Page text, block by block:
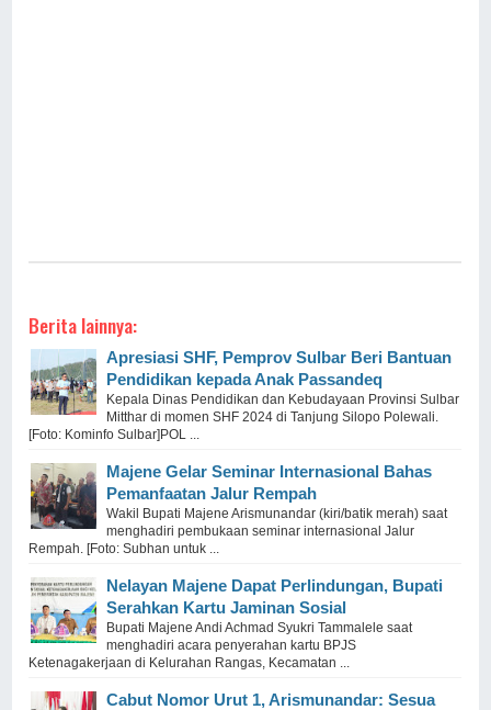
Berita lainnya:
Apresiasi SHF, Pemprov Sulbar Beri Bantuan
Pendidikan kepada Anak Passandeq
Kepala Dinas Pendidikan dan Kebudayaan Provinsi Sulbar
Mitthar di momen SHF 2024 di Tanjung Silopo Polewali.
[Foto: Kominfo Sulbar]POL ...
Majene Gelar Seminar Internasional Bahas
Pemanfaatan Jalur Rempah
Wakil Bupati Majene Arismunandar (kiri/batik merah) saat
menghadiri pembukaan seminar internasional Jalur
Rempah. [Foto: Subhan untuk ...
Nelayan Majene Dapat Perlindungan, Bupati
Serahkan Kartu Jaminan Sosial
Bupati Majene Andi Achmad Syukri Tammalele saat
menghadiri acara penyerahan kartu BPJS
Ketenagakerjaan di Kelurahan Rangas, Kecamatan ...
Cabut Nomor Urut 1, Arismunandar: Sesua